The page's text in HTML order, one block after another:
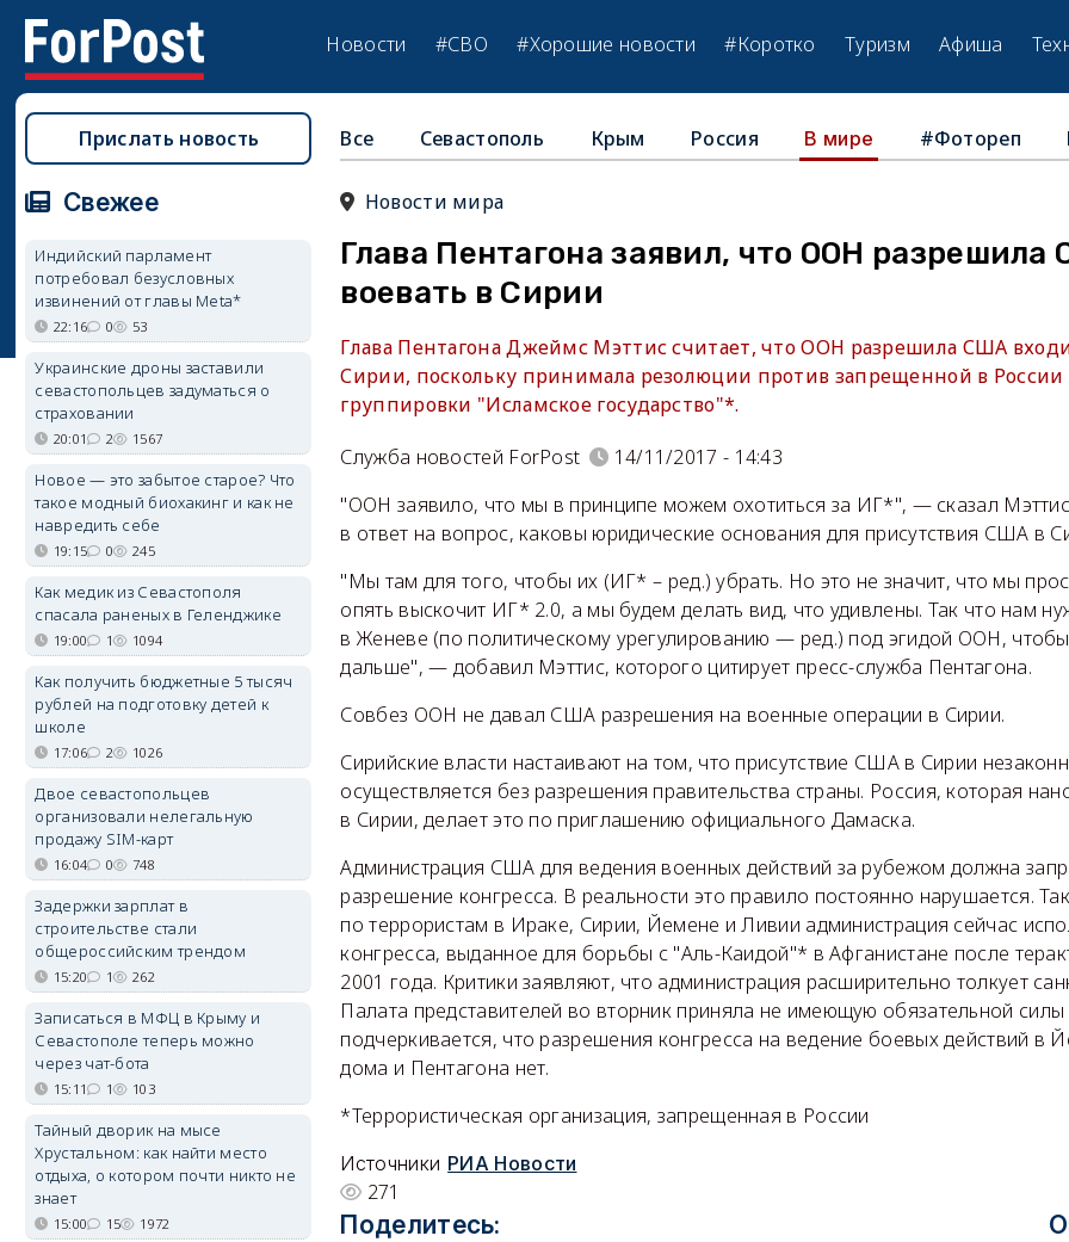
Новости #СВО #Хорошие новости #Коротко Туризм Афиша
Все Севастополь Крым Россия В мире #Фотореп
Новости мира
Глава Пентагона заявил, что ООН
воевать в Сирии
Глава Пентагона Джеймс Мэттис считает, что ООН разрешила США
Сирии, поскольку принимала резолюции против запрещенной в России
группировки "Исламское государство"*.
Служба новостей ForPost
14/11/2017 - 14:43
"ООН заявило, что мы в принципе можем охотиться за ИГ*", — сказал
в ответ на вопрос, каковы юридические основания для присутствия США в
"Мы там для того, чтобы их (ИГ* – ред.) убрать. Но это не значит, что мы
опять выскочит ИГ* 2.0, а мы будем делать вид, что удивлены. Так что нам
в Женеве (по политическому урегулированию — ред.) под эгидой ООН, чтобы
дальше", — добавил Мэттис, которого цитирует пресс-служба Пентагона.
Совбез ООН не давал США разрешения на военные операции в Сирии.
Сирийские власти настаивают на том, что присутствие США в Сирии
осуществляется без разрешения правительства страны. Россия, которая
в Сирии, делает это по приглашению официального Дамаска.
Администрация США для ведения военных действий за рубежом должна
разрешение конгресса. В реальности это правило постоянно нарушается.
по террористам в Ираке, Сирии, Йемене и Ливии администрация сейчас
конгресса, выданное для борьбы с "Аль-Каидой"* в Афганистане после
2001 года. Критики заявляют, что администрация расширительно толкует
Палата представителей во вторник приняла не имеющую обязательной
подчеркивается, что разрешения конгресса на ведение боевых действий в
дома и Пентагона нет.
*Террористическая организация, запрещенная в России
Источники РИА Новости
271
Поделитесь:
Прислать новость
Свежее
Индийский парламент
потребовал безусловных
извинений от главы Meta*
22:16 0 53
Украинские дроны заставили
севастопольцев задуматься о
страховании
20:01 2 1567
Новое — это забытое старое? Что
такое модный биохакинг и как не
навредить себе
19:15 0 245
Как медик из Севастополя
спасала раненых в Геленджике
19:00 1 1094
Как получить бюджетные 5 тысяч
рублей на подготовку детей к
школе
17:06 2 1026
Двое севастопольцев
организовали нелегальную
продажу SIM-карт
16:04 0 748
Задержки зарплат в
строительстве стали
общероссийским трендом
15:20 1 262
Записаться в МФЦ в Крыму и
Севастополе теперь можно
через чат-бота
15:11 1 103
Тайный дворик на мысе
Хрустальном: как найти место
отдыха, о котором почти никто не
знает
15:00 15 1972